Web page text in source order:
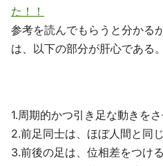
た！！
参考を読んでもらうと分かる
は、以下の部分が肝心である。
1.周期的かつ引き足な動きを
2.前足同士は、ほぼ人間と同
3.前後の足は、位相差をつける